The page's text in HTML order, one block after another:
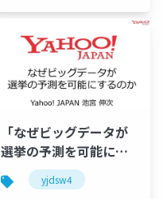
「なぜビッグデータが
選挙の予測を可能にす
るのか」#yjdsw4
yjdsw4